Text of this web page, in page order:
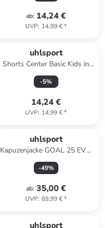
ab: 14,24 €
UVP: 14,99 €*
uhlsport
Shorts Center Basic Kids in
marine
-5%
14,24 €
UVP: 14,99 €*
uhlsport
Kapuzenjacke GOAL 25 EVO
WOVEN HOOD JACKET Kids
in dark grau melange
-49%
ab: 35,00 €
UVP: 69,99 €*
uhlsport